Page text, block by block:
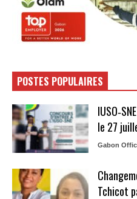
POSTES POPULAIRES
le 27
Gabon
Tchicot